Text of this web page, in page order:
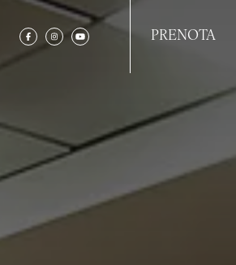
PRENOTA